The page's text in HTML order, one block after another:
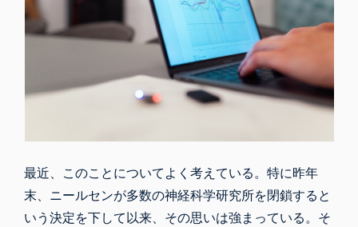
最近、このことについてよく考えている。特に昨年
末、 ニールセンが多数の神経科学研究所を閉鎖すると
いう決定を下して以来、 その思いは強まっている。 そ